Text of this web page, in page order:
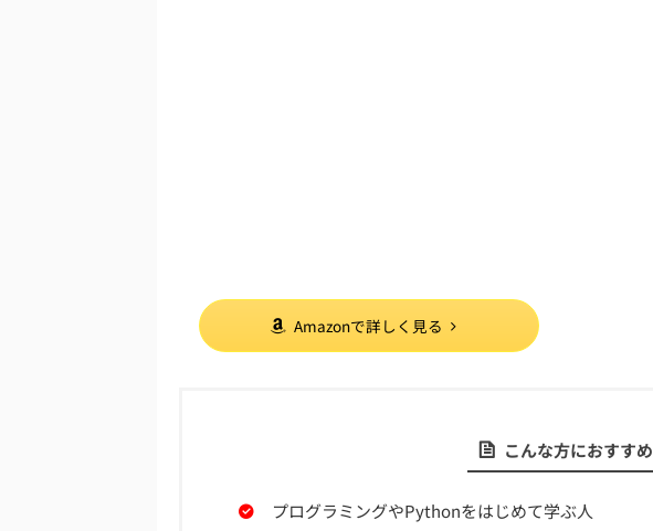
Amazonで詳しく見る
こんな方におすすめ
プログラミングやPythonをはじめて学ぶ人